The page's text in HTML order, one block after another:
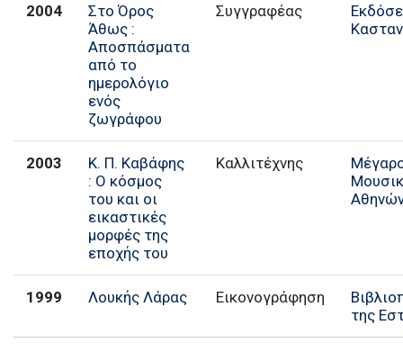
2004
Στο Όρος
Άθως :
Αποσπάσματα
από το
ημερολόγιο
ενός
ζωγράφου
Συγγραφέας
2003
Κ. Π. Καβάφης
: Ο κόσμος
του και οι
εικαστικές
μορφές της
εποχής του
Καλλιτέχνης
1999 Λουκής Λάρας Εικονογράφηση
της